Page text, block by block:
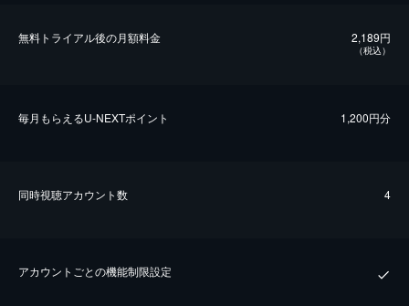
無料トライアル後の⽉額料金 2,189円
（税込）
毎⽉もらえるU-NEXTポイント 1,200円分
同時視聴アカウント数 4
アカウントごとの機能制限設定